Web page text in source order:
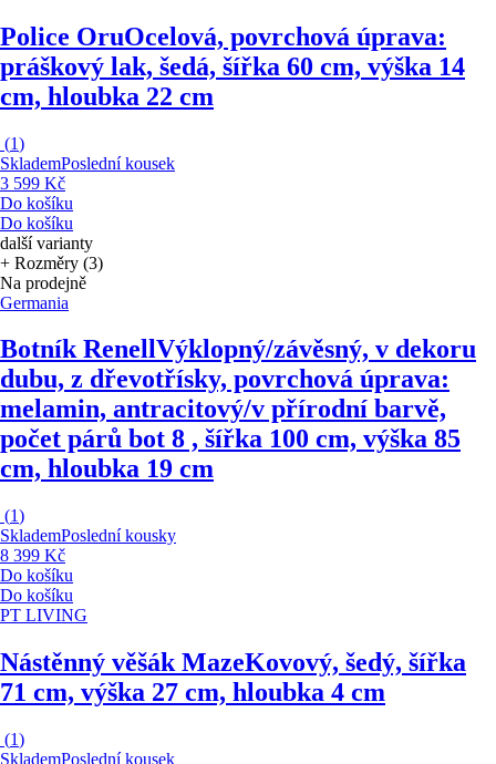
Police OruOcelová, povrchová úprava:
práškový lak, šedá, šířka 60 cm, výška 14
cm, hloubka 22 cm
(1)
SklademPoslední kousek
3 599 Kč
Do košíku
Do košíku
další varianty
+ Rozměry (3)
Na prodejně
Germania
Botník RenellVýklopný/závěsný, v dekoru
dubu, z dřevotřísky, povrchová úprava:
melamin, antracitový/v přírodní barvě,
počet párů bot 8 , šířka 100 cm, výška 85
cm, hloubka 19 cm
(1)
SklademPoslední kousky
8 399 Kč
Do košíku
Do košíku
PT LIVING
Nástěnný věšák MazeKovový, šedý, šířka
71 cm, výška 27 cm, hloubka 4 cm
(1)
SklademPoslední kousek